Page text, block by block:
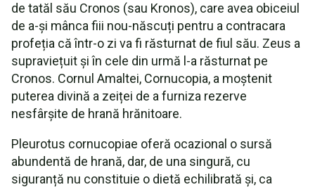
de tatăl său Cronos (sau Kronos), care avea obiceiul
de a-și mânca fiii nou-născuți pentru a contracara
profeția că într-o zi va fi răsturnat de fiul său. Zeus a
supraviețuit și în cele din urmă l-a răsturnat pe
Cronos. Cornul Amaltei, Cornucopia, a moștenit
puterea divină a zeiței de a furniza rezerve
nesfârșite de hrană hrănitoare.
Pleurotus cornucopiae oferă ocazional o sursă
abundentă de hrană, dar, de una singură, cu
siguranță nu constituie o dietă echilibrată și, ca